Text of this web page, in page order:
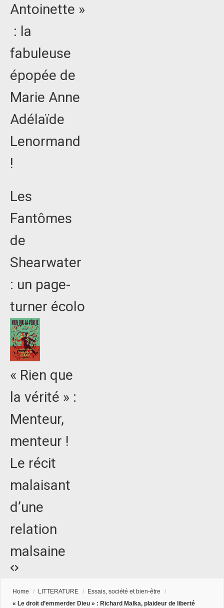
Antoinette »
: la
fabuleuse
épopée de
Marie Anne
Adélaïde
Lenormand
!
Les
Fantômes
de
Shearwater
: un page-
turner écolo
« Rien que
la vérité » :
Menteur,
menteur !
Le récit
malaisant
d’une
relation
malsaine
Home / LITTERATURE / Essais, société et bien-être
/
« Le droit d’emmerder Dieu » : Richard Malka, plaideur de liberté